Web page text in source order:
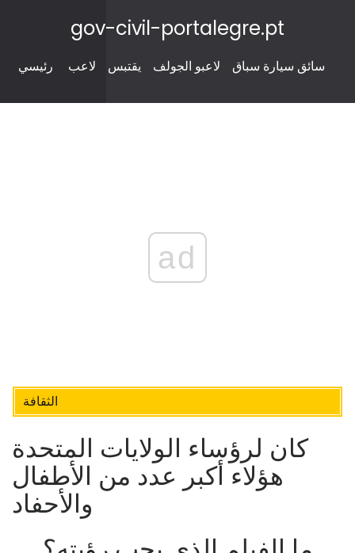
gov-civil-portalegre.pt
رئيسي لاعب يقتبس لاعبو الجولف سائق سيارة سباق
ad
الثقافة
كان لرؤساء الولايات المتحدة
هؤلاء أكبر عدد من الأطفال
والأحفاد